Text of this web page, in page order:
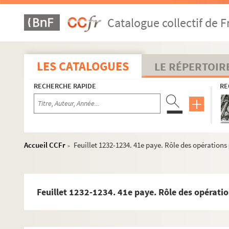
Catalogue collectif de
LES CATALOGUES LE
RECHERCHE RAPIDE
Accueil CCFr >
Feuillet 1232-1234. 41e paye. Rôle des
Feuillet 1232-1234. 41e paye. Rôle des